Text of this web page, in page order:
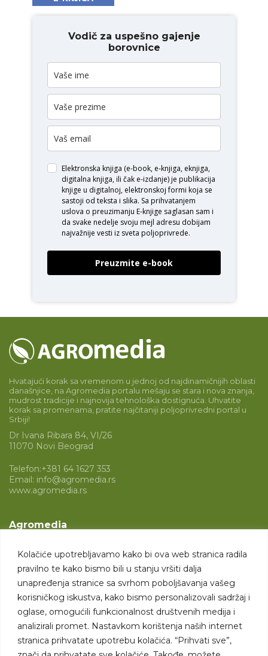
Kolačiće upotrebljavamo kako bi ova web stranica radila
pravilno te kako bismo bili u stanju vršiti dalja
unapređenja stranice sa svrhom poboljšavanja vašeg
korisničkog iskustva, kako bismo personalizovali sadržaj i
oglase, omogućili funkcionalnost društvenih medija i
analizirali promet. Nastavkom korištenja naših internet
stranica prihvatate upotrebu kolačića. “Prihvati sve”,
Vodič za uspešno gajenje
borovnice
Elektronska knjiga (e-book, e-knjiga, eknjiga,
digitalna knjiga, ili čak e-izdanje) je publikacija
knjige u digitalnoj, elektronskoj formi koja se
sastoji od teksta i slika. Sa prihvatanjem
uslova o preuzimanju E-knjige saglasan sam i
da svake nedelje svoju mejl adresu dobijam
najvažnije vesti iz sveta poljoprivrede.
Preuzmite e-book
Hvatajući korak sa vremenom u jednoj od najdinamičnijih oblasti
današnjice, na Agromedia portalu mešaju se stara i nova znanja,
mudrost tradicije i najnovija tehnološka dostignuća. Uhvatite
korak sa promenama, pratite najčitaniji poljoprivredni portal u
Srbiji!
Dr Ivana Ribara 84, VI/26
11070 Novi Beograd
Telefon:+381 64 1627 353
Email: info@agromedia.rs
www.agromedia.rs
Agromedia
Svet poljoprivrede
Marketing usluge
Tražimo saradnike
Kontakt